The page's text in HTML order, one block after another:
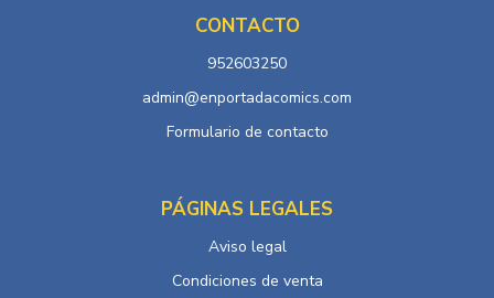
CONTACTO
952603250
admin@enportadacomics.com
Formulario de contacto
PÁGINAS LEGALES
Aviso legal
Condiciones de venta